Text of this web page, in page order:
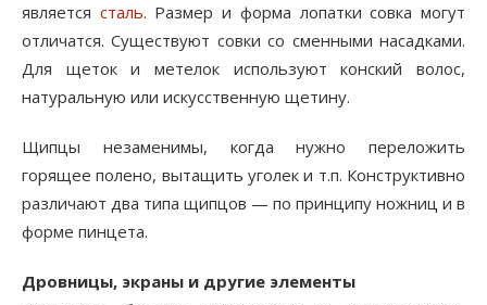
является сталь. Размер и форма лопатки совка могут
отличатся. Существуют совки со сменными насадками.
Для щеток и метелок используют конский волос,
натуральную или искусственную щетину.
Щипцы незаменимы, когда нужно переложить
горящее полено, вытащить уголек и т.п. Конструктивно
различают два типа щипцов — по принципу ножниц и в
форме пинцета.
Дровницы, экраны и другие элементы